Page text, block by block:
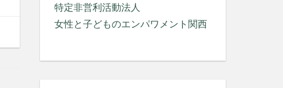
特定非営利活動法人
女性と子どものエンパワメント関西